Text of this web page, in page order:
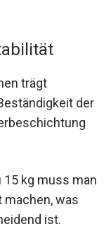
trägt
der
kg muss man
machen, was
ist.